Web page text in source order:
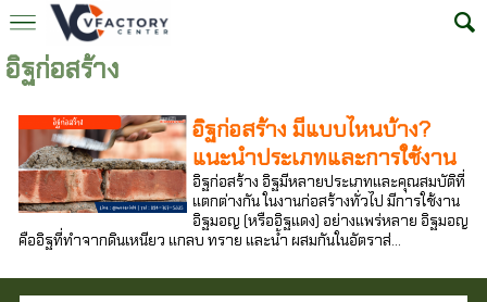
อิฐก่อสร้าง
อิฐก่อสร้าง มีแบบไหนบ้าง?
แนะนำประเภทและการใช้งาน
อิฐก่อสร้าง อิฐมีหลายประเภทและคุณสมบัติที่
แตกต่างกัน ในงานก่อสร้างทั่วไป มีการใช้งาน
อิฐมอญ (หรืออิฐแดง) อย่างแพร่หลาย อิฐมอญ
คืออิฐที่ทำจากดินเหนียว แกลบ ทราย และน้ำ ผสมกันในอัตราส่...